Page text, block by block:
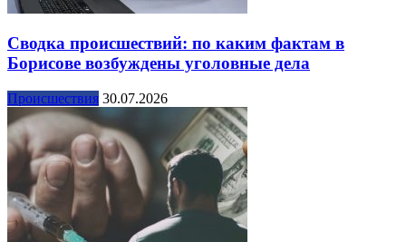
Сводка происшествий: по каким фактам в
Борисове возбуждены уголовные дела
Происшествия 30.07.2026